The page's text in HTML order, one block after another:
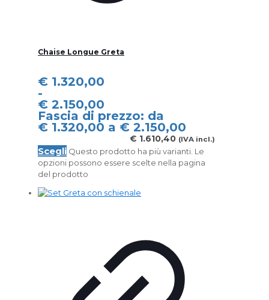
Chaise Longue Greta
€ 1.320,00
-
€ 2.150,00
Fascia di prezzo: da
€ 1.320,00 a € 2.150,00
€ 1.610,40 (IVA incl.)
Scegli Questo prodotto ha più varianti. Le
opzioni possono essere scelte nella pagina
del prodotto